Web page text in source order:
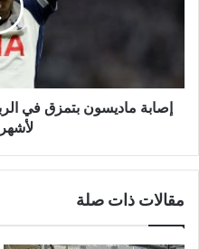
الملاعب
لأشهر
إصابة ماديسون بتمزق في
مقالات ذات صلة